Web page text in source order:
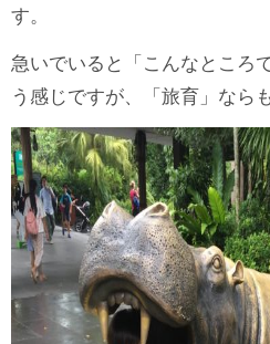
す。
急いでいると「こんなところ
う感じですが、「旅育」なら